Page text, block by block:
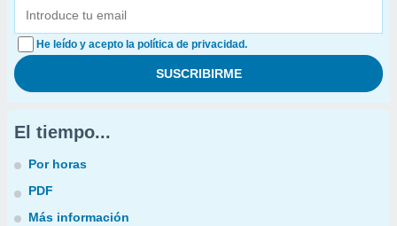
He leído y acepto la política de privacidad.
El tiempo...
Por horas
PDF
Más información